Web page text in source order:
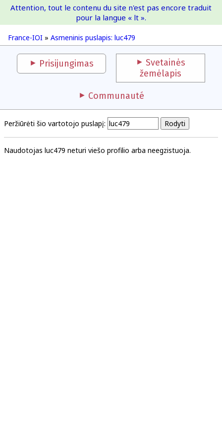
France-IOI
France-IOI » Asmeninis puslapis: luc479
Attention, tout le contenu du site n'est pas encore traduit
pour la langue « lt ».
Prisijungimas
Svetainės
žemėlapis
Communauté
Peržiūrėti šio vartotojo puslapį:
Naudotojas luc479 neturi viešo profilio arba neegzistuoja.